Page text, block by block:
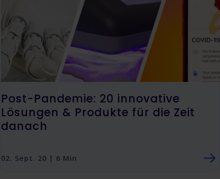
Post-Pandemie: 20 innovative
Lösungen & Produkte für die Zeit
danach
02. Sept. 20 | 6 Min